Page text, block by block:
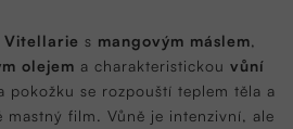
Vitellarie s mangovým máslem,
olejem a charakteristickou vůní
pokožku se rozpouští teplem těla a
mastný film. Vůně je intenzivní, ale